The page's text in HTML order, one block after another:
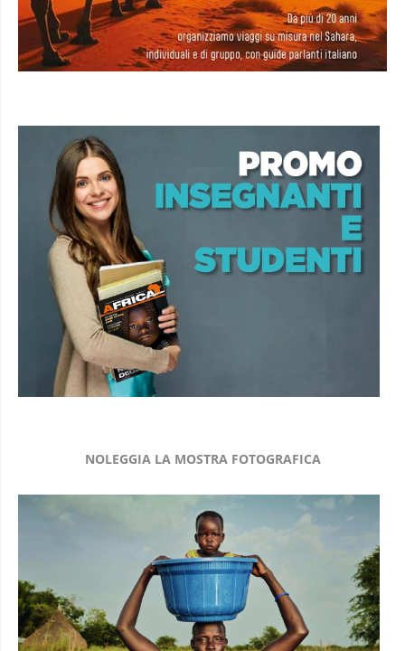
NOLEGGIA LA MOSTRA FOTOGRAFICA